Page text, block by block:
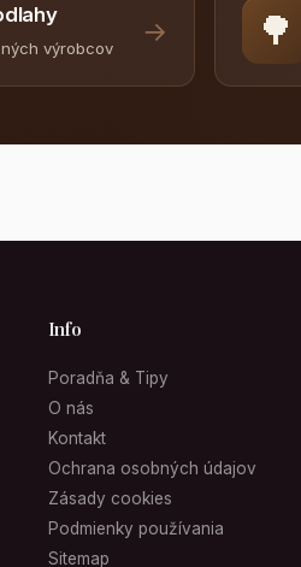
výrobcov
→ 🌳
Info
Poradňa & Tipy
O nás
Kontakt
Ochrana osobných údajov
Zásady cookies
Podmienky používania
Sitemap